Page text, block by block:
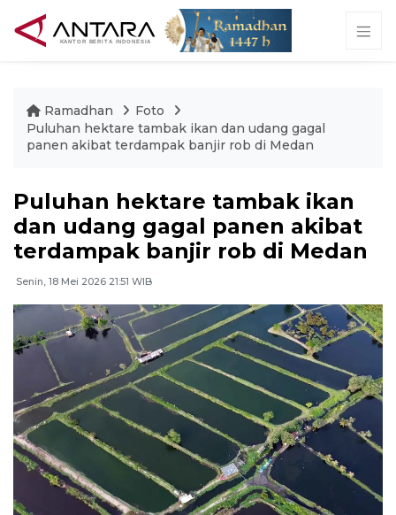
Ramadhan
Foto
Puluhan hektare tambak ikan dan udang gagal
panen akibat terdampak banjir rob di Medan
Puluhan hektare tambak ikan
dan udang gagal panen akibat
terdampak banjir rob di Medan
Senin, 18 Mei 2026 21:51 WIB